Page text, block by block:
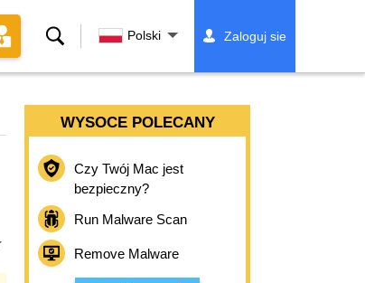
Szukaj Polski Zaloguj sie
WYSOCE POLECANY
Czy Twój Mac jest
bezpieczny?
Run Malware Scan
Remove Malware